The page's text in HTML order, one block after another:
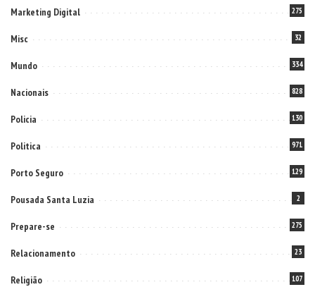
Marketing Digital 275
Misc 32
Mundo 334
Nacionais 828
Policia 130
Politica 971
Porto Seguro 129
Pousada Santa Luzia 2
Prepare-se 275
Relacionamento 23
Religião 107